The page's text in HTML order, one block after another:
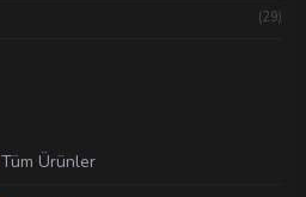
(29)
Tüm Ürünler